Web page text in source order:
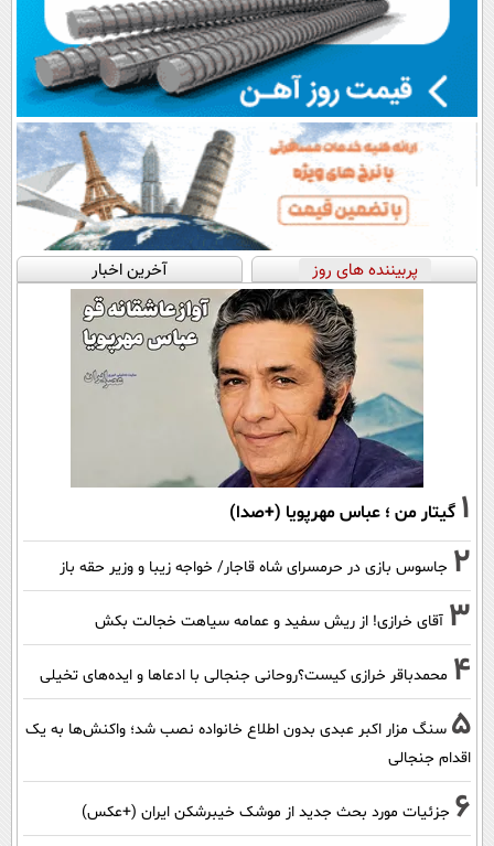
پربیننده های روز آخرین اخبار
1 گیتار من ؛ عباس مهرپویا (+صدا)
2 جاسوس بازی در حرمسرای شاه قاجار/ خواجه زیبا و وزیر حقه باز
3 آقای خرازی! از ریش سفید و عمامه سیاهت خجالت بکش
4 محمدباقر خرازی کیست؟روحانی جنجالی با ادعاها و ایده‌های تخیلی
5 سنگ مزار اکبر عبدی بدون اطلاع خانواده نصب شد؛ واکنش‌ها به یک
اقدام جنجالی
6 جزئیات مورد بحث جدید از موشک خیبرشکن ایران (+عکس)